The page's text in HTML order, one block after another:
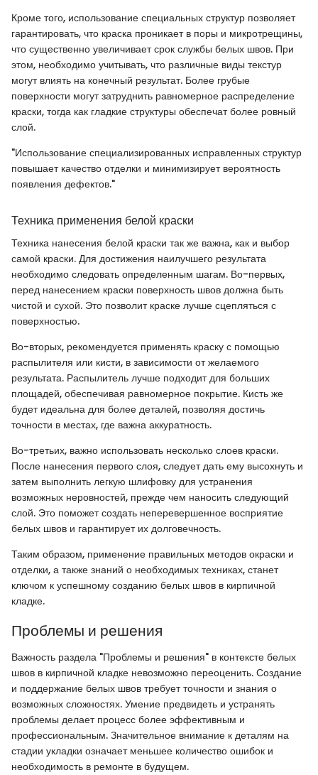
Кроме того, использование специальных структур позволяет
гарантировать, что краска проникает в поры и микротрещины,
что существенно увеличивает срок службы белых швов. При
этом, необходимо учитывать, что различные виды текстур
могут влиять на конечный результат. Более грубые
поверхности могут затруднить равномерное распределение
краски, тогда как гладкие структуры обеспечат более ровный
слой.
"Использование специализированных исправленных структур
повышает качество отделки и минимизирует вероятность
появления дефектов."
Техника применения белой краски
Техника нанесения белой краски так же важна, как и выбор
самой краски. Для достижения наилучшего результата
необходимо следовать определенным шагам. Во-первых,
перед нанесением краски поверхность швов должна быть
чистой и сухой. Это позволит краске лучше сцепляться с
поверхностью.
Во-вторых, рекомендуется применять краску с помощью
распылителя или кисти, в зависимости от желаемого
результата. Распылитель лучше подходит для больших
площадей, обеспечивая равномерное покрытие. Кисть же
будет идеальна для более деталей, позволяя достичь
точности в местах, где важна аккуратность.
Во-третьих, важно использовать несколько слоев краски.
После нанесения первого слоя, следует дать ему высохнуть и
затем выполнить легкую шлифовку для устранения
возможных неровностей, прежде чем наносить следующий
слой. Это поможет создать неперевершенное восприятие
белых швов и гарантирует их долговечность.
Таким образом, применение правильных методов окраски и
отделки, а также знаний о необходимых техниках, станет
ключом к успешному созданию белых швов в кирпичной
кладке.
Проблемы и решения
Важность раздела "Проблемы и решения" в контексте белых
швов в кирпичной кладке невозможно переоценить. Создание
и поддержание белых швов требует точности и знания о
возможных сложностях. Умение предвидеть и устранять
проблемы делает процесс более эффективным и
профессиональным. Значительное внимание к деталям на
стадии укладки означает меньшее количество ошибок и
необходимость в ремонте в будущем.